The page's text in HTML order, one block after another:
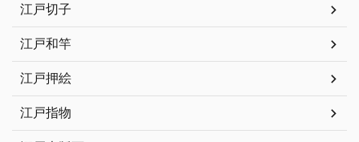
江戸切子
江戸和竿
江戸押絵
江戸指物